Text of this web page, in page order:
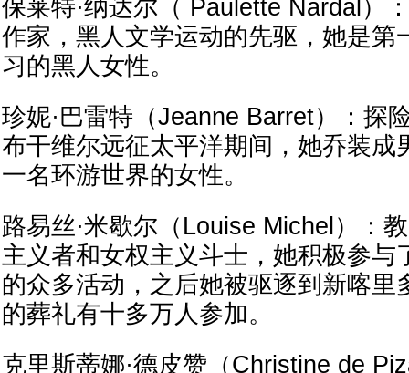
保莱特·纳达尔（ Paulette Nardal）
作家，黑人文学运动的先驱，她是第
习的黑人女性。
珍妮·巴雷特（Jeanne Barret）：探
布干维尔远征太平洋期间，她乔装成
一名环游世界的女性。
路易丝·米歇尔（Louise Michel）：
主义者和女权主义斗士，她积极参与
的众多活动，之后她被驱逐到新喀里
的葬礼有十多万人参加。
克里斯蒂娜·德皮赞（Christine de